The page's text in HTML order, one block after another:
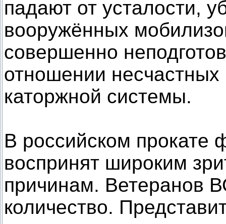
падают от усталости,
вооружённых
совершенно
отношении несчастных
каторжной системы.
В российском
воспринят широким
причинам. Ветеранов
количество.